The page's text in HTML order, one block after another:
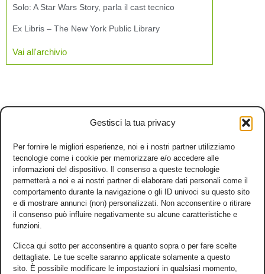
Gestisci la tua privacy
Per fornire le migliori esperienze, noi e i nostri partner utilizziamo
tecnologie come i cookie per memorizzare e/o accedere alle
informazioni del dispositivo. Il consenso a queste tecnologie
permetterà a noi e ai nostri partner di elaborare dati personali come il
comportamento durante la navigazione o gli ID univoci su questo sito
e di mostrare annunci (non) personalizzati. Non acconsentire o ritirare
il consenso può influire negativamente su alcune caratteristiche e
funzioni.
Clicca qui sotto per acconsentire a quanto sopra o per fare scelte
dettagliate. Le tue scelte saranno applicate solamente a questo
sito. È possibile modificare le impostazioni in qualsiasi momento,
Solo: A Star Wars Story, parla il cast tecnico
Ex Libris – The New York Public Library
Vai all'archivio